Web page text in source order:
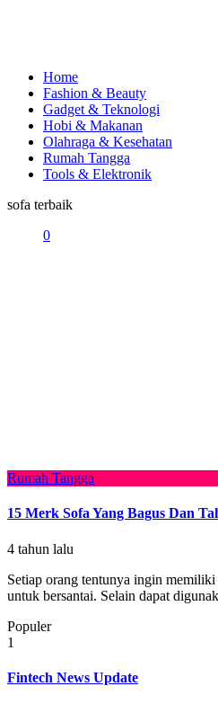
Home
Fashion & Beauty
Gadget & Teknologi
Hobi & Makanan
Olahraga & Kesehatan
Rumah Tangga
Tools & Elektronik
sofa terbaik
0
Rumah Tangga
15 Merk Sofa Yang Bagus Dan
4 tahun lalu
Setiap orang tentunya ingin
untuk bersantai. Selain dapat
Populer
1
Fintech News Update